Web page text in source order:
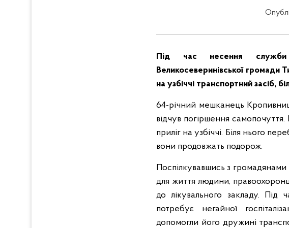
Під час несення служби
Великосеверинівської громади
на узбіччі транспортний засіб,
64-річний мешканець
відчув погіршення
приліг на узбіччі. Біля нього
вони продовжать подорож.
Поспілкувавшись з
для життя людини,
до лікувального закладу. Під
потребує негайної
допомогли його дружині